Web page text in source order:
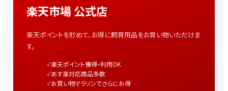
楽天市場 公式店
楽天ポイントを貯めて、お得に飼育用品をお買い物いただけま
す。
楽天ポイント獲得・利用OK
あす楽対応商品多数
お買い物マラソンでさらにお得